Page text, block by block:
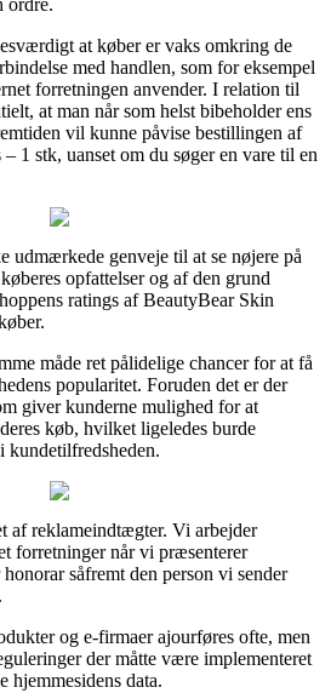
at køber er vaks omkring de
med handlen, som for eksempel
forretningen anvender. I relation til
at man når som helst bibeholder ens
vil kunne påvise bestillingen af
1 stk, uanset om du søger en vare til en
udmærkede genveje til at se nøjere på
opfattelser og af den grund
ratings af BeautyBear Skin
måde ret pålidelige chancer for at få
popularitet. Foruden det er der
giver kunderne mulighed for at
køb, hvilket ligeledes burde
kundetilfredsheden.
af reklameindtægter. Vi arbejder
forretninger når vi præsenterer
såfremt den person vi sender
og e-firmaer ajourføres ofte, men
der måtte være implementeret
hjemmesidens data.